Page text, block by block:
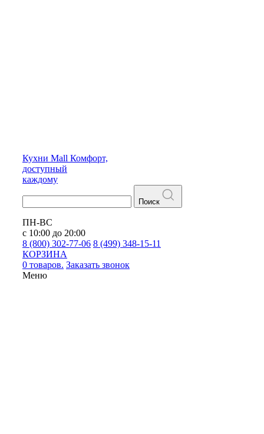
Кухни Mall Комфорт,
доступный
каждому
Поиск
ПН-ВС
с 10:00 до 20:00
8 (800) 302-77-06 8 (499) 348-15-11
КОРЗИНА
0 товаров. Заказать звонок
Меню